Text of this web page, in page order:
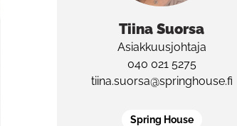
Tiina Suorsa
Asiakkuusjohtaja
040 021 5275
tiina.suorsa@springhouse.fi
Spring House